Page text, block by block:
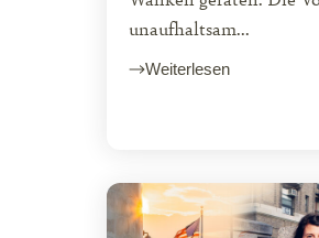
unaufhaltsam...
Weiterlesen